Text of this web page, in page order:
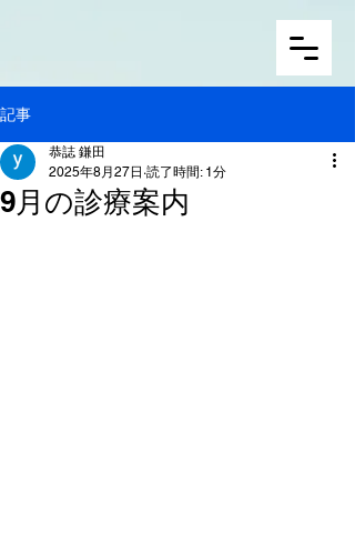
記事
9月の診療案内
恭誌 鎌田
2025年8月27日 読了時間: 1分